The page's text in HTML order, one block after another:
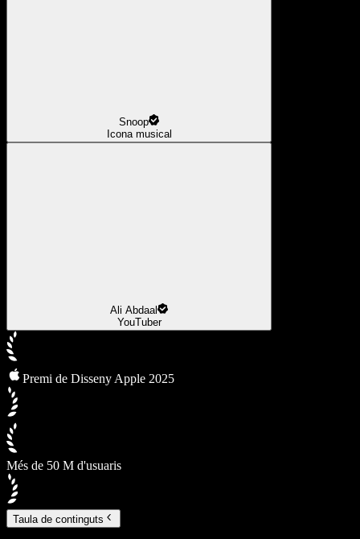
Snoop
Icona musical
Ali Abdaal
YouTuber
Premi de Disseny Apple 2025
Més de 50 M d'usuaris
Taula de continguts